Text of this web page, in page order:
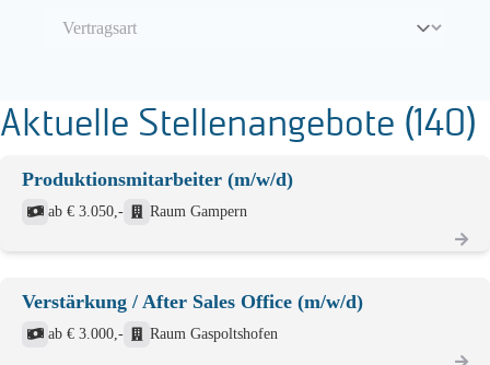
Aktuelle Stellenangebote (140)
Produktionsmitarbeiter (m/w/d)
ab € 3.050,- Raum Gampern
Verstärkung / After Sales Office (m/w/d)
ab € 3.000,- Raum Gaspoltshofen